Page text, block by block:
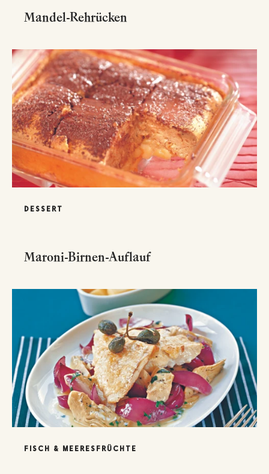
Mandel-Rehrücken
DESSERT
Maroni-Birnen-Auflauf
FISCH & MEERESFRÜCHTE